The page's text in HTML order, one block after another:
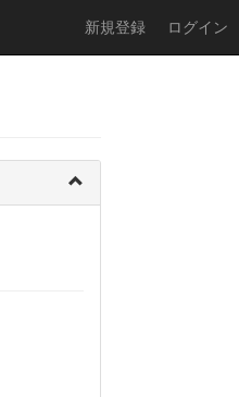
新規登録 ログイン